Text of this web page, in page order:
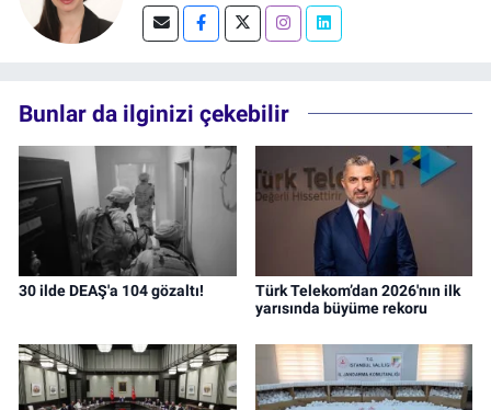
Bunlar da ilginizi çekebilir
30 ilde DEAŞ'a 104 gözaltı!
Türk Telekom’dan 2026'nın ilk
yarısında büyüme rekoru